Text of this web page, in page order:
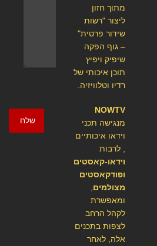
שלח
מתוך חזון
ליצור "רשות
שידור פרטית"
– גוף הפקה
שיפיק ויפיץ
תוכן איכותי של
רדיו וטלוויזיה.
NOWTV
מנגישה תכני
וידאו איכותיים
, לרבות
וידאו-קאסטים
ופודקאסטים
מצולמים,
ומאפשרת
לקהל הרחב
לצפות בתכנים
אלה, לאחר